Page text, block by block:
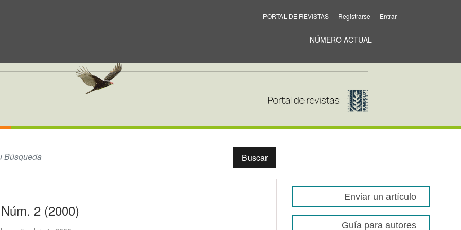
NÚMERO ACTUAL
PORTAL DE REVISTAS Registrarse Entrar
Buscar
2 (2000)
Enviar un artículo
Guía para autores